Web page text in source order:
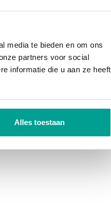
media te bieden en om ons
partners voor social
informatie die u aan ze heeft
Alles toestaan